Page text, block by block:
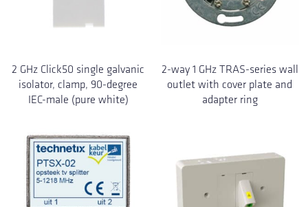
2 GHz Click50 single galvanic
isolator, clamp, 90-degree
IEC-male (pure white)
2-way 1 GHz TRAS-series wall
outlet with cover plate and
adapter ring